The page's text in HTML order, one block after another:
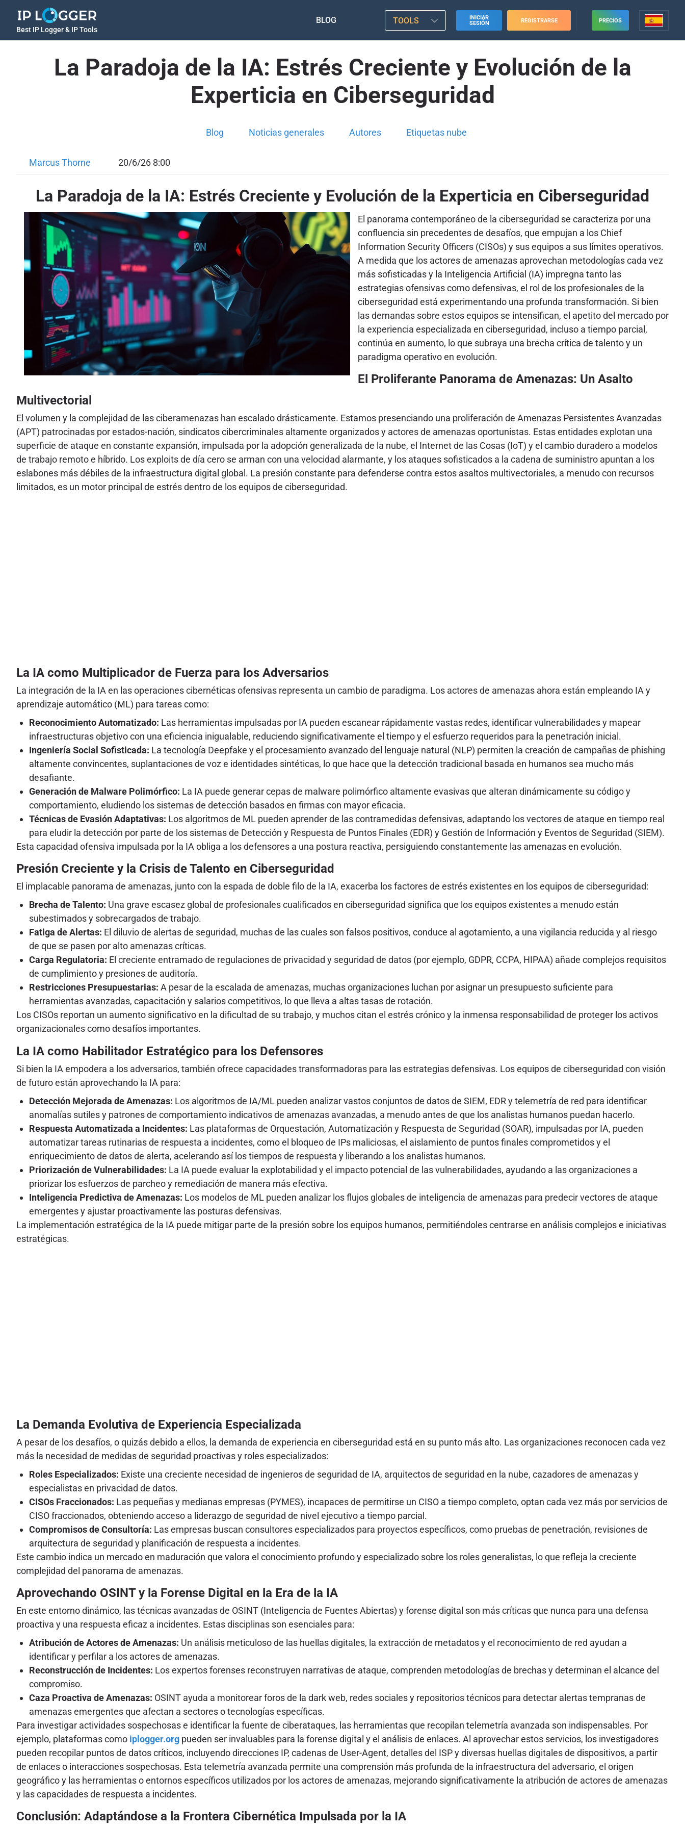
Best IP Logger & IP Tools
BLOG TOOLS
INICIAR
SESIÓN
REGISTRARSE PRECIOS
La Paradoja de la IA: Estrés Creciente y Evolución de la
Experticia en Ciberseguridad
Blog Noticias generales Autores Etiquetas nube
Marcus Thorne 20/6/26 8:00
La Paradoja de la IA: Estrés Creciente y Evolución de la Experticia en Ciberseguridad
El panorama contemporáneo de la ciberseguridad se caracteriza por una
confluencia sin precedentes de desafíos, que empujan a los Chief
Information Security Officers (CISOs) y sus equipos a sus límites operativos.
A medida que los actores de amenazas aprovechan metodologías cada vez
más sofisticadas y la Inteligencia Artificial (IA) impregna tanto las
estrategias ofensivas como defensivas, el rol de los profesionales de la
ciberseguridad está experimentando una profunda transformación. Si bien
las demandas sobre estos equipos se intensifican, el apetito del mercado por
la experiencia especializada en ciberseguridad, incluso a tiempo parcial,
continúa en aumento, lo que subraya una brecha crítica de talento y un
paradigma operativo en evolución.
El Proliferante Panorama de Amenazas: Un Asalto
Multivectorial
El volumen y la complejidad de las ciberamenazas han escalado drásticamente. Estamos presenciando una proliferación de Amenazas Persistentes Avanzadas
(APT) patrocinadas por estados-nación, sindicatos cibercriminales altamente organizados y actores de amenazas oportunistas. Estas entidades explotan una
superficie de ataque en constante expansión, impulsada por la adopción generalizada de la nube, el Internet de las Cosas (IoT) y el cambio duradero a modelos
de trabajo remoto e híbrido. Los exploits de día cero se arman con una velocidad alarmante, y los ataques sofisticados a la cadena de suministro apuntan a los
eslabones más débiles de la infraestructura digital global. La presión constante para defenderse contra estos asaltos multivectoriales, a menudo con recursos
limitados, es un motor principal de estrés dentro de los equipos de ciberseguridad.
La IA como Multiplicador de Fuerza para los Adversarios
La integración de la IA en las operaciones cibernéticas ofensivas representa un cambio de paradigma. Los actores de amenazas ahora están empleando IA y
aprendizaje automático (ML) para tareas como:
Reconocimiento Automatizado: Las herramientas impulsadas por IA pueden escanear rápidamente vastas redes, identificar vulnerabilidades y mapear
infraestructuras objetivo con una eficiencia inigualable, reduciendo significativamente el tiempo y el esfuerzo requeridos para la penetración inicial.
Ingeniería Social Sofisticada: La tecnología Deepfake y el procesamiento avanzado del lenguaje natural (NLP) permiten la creación de campañas de phishing
altamente convincentes, suplantaciones de voz e identidades sintéticas, lo que hace que la detección tradicional basada en humanos sea mucho más
desafiante.
Generación de Malware Polimórfico: La IA puede generar cepas de malware polimórfico altamente evasivas que alteran dinámicamente su código y
comportamiento, eludiendo los sistemas de detección basados en firmas con mayor eficacia.
Técnicas de Evasión Adaptativas: Los algoritmos de ML pueden aprender de las contramedidas defensivas, adaptando los vectores de ataque en tiempo real
para eludir la detección por parte de los sistemas de Detección y Respuesta de Puntos Finales (EDR) y Gestión de Información y Eventos de Seguridad (SIEM).
Esta capacidad ofensiva impulsada por la IA obliga a los defensores a una postura reactiva, persiguiendo constantemente las amenazas en evolución.
Presión Creciente y la Crisis de Talento en Ciberseguridad
El implacable panorama de amenazas, junto con la espada de doble filo de la IA, exacerba los factores de estrés existentes en los equipos de ciberseguridad:
Brecha de Talento: Una grave escasez global de profesionales cualificados en ciberseguridad significa que los equipos existentes a menudo están
subestimados y sobrecargados de trabajo.
Fatiga de Alertas: El diluvio de alertas de seguridad, muchas de las cuales son falsos positivos, conduce al agotamiento, a una vigilancia reducida y al riesgo
de que se pasen por alto amenazas críticas.
Carga Regulatoria: El creciente entramado de regulaciones de privacidad y seguridad de datos (por ejemplo, GDPR, CCPA, HIPAA) añade complejos requisitos
de cumplimiento y presiones de auditoría.
Restricciones Presupuestarias: A pesar de la escalada de amenazas, muchas organizaciones luchan por asignar un presupuesto suficiente para
herramientas avanzadas, capacitación y salarios competitivos, lo que lleva a altas tasas de rotación.
Los CISOs reportan un aumento significativo en la dificultad de su trabajo, y muchos citan el estrés crónico y la inmensa responsabilidad de proteger los activos
organizacionales como desafíos importantes.
La IA como Habilitador Estratégico para los Defensores
Si bien la IA empodera a los adversarios, también ofrece capacidades transformadoras para las estrategias defensivas. Los equipos de ciberseguridad con visión
de futuro están aprovechando la IA para:
Detección Mejorada de Amenazas: Los algoritmos de IA/ML pueden analizar vastos conjuntos de datos de SIEM, EDR y telemetría de red para identificar
anomalías sutiles y patrones de comportamiento indicativos de amenazas avanzadas, a menudo antes de que los analistas humanos puedan hacerlo.
Respuesta Automatizada a Incidentes: Las plataformas de Orquestación, Automatización y Respuesta de Seguridad (SOAR), impulsadas por IA, pueden
automatizar tareas rutinarias de respuesta a incidentes, como el bloqueo de IPs maliciosas, el aislamiento de puntos finales comprometidos y el
enriquecimiento de datos de alerta, acelerando así los tiempos de respuesta y liberando a los analistas humanos.
Priorización de Vulnerabilidades: La IA puede evaluar la explotabilidad y el impacto potencial de las vulnerabilidades, ayudando a las organizaciones a
priorizar los esfuerzos de parcheo y remediación de manera más efectiva.
Inteligencia Predictiva de Amenazas: Los modelos de ML pueden analizar los flujos globales de inteligencia de amenazas para predecir vectores de ataque
emergentes y ajustar proactivamente las posturas defensivas.
La implementación estratégica de la IA puede mitigar parte de la presión sobre los equipos humanos, permitiéndoles centrarse en análisis complejos e iniciativas
estratégicas.
La Demanda Evolutiva de Experiencia Especializada
A pesar de los desafíos, o quizás debido a ellos, la demanda de experiencia en ciberseguridad está en su punto más alto. Las organizaciones reconocen cada vez
más la necesidad de medidas de seguridad proactivas y roles especializados:
Roles Especializados: Existe una creciente necesidad de ingenieros de seguridad de IA, arquitectos de seguridad en la nube, cazadores de amenazas y
especialistas en privacidad de datos.
CISOs Fraccionados: Las pequeñas y medianas empresas (PYMES), incapaces de permitirse un CISO a tiempo completo, optan cada vez más por servicios de
CISO fraccionados, obteniendo acceso a liderazgo de seguridad de nivel ejecutivo a tiempo parcial.
Compromisos de Consultoría: Las empresas buscan consultores especializados para proyectos específicos, como pruebas de penetración, revisiones de
arquitectura de seguridad y planificación de respuesta a incidentes.
Este cambio indica un mercado en maduración que valora el conocimiento profundo y especializado sobre los roles generalistas, lo que refleja la creciente
complejidad del panorama de amenazas.
Aprovechando OSINT y la Forense Digital en la Era de la IA
En este entorno dinámico, las técnicas avanzadas de OSINT (Inteligencia de Fuentes Abiertas) y forense digital son más críticas que nunca para una defensa
proactiva y una respuesta eficaz a incidentes. Estas disciplinas son esenciales para:
Atribución de Actores de Amenazas: Un análisis meticuloso de las huellas digitales, la extracción de metadatos y el reconocimiento de red ayudan a
identificar y perfilar a los actores de amenazas.
Reconstrucción de Incidentes: Los expertos forenses reconstruyen narrativas de ataque, comprenden metodologías de brechas y determinan el alcance del
compromiso.
Caza Proactiva de Amenazas: OSINT ayuda a monitorear foros de la dark web, redes sociales y repositorios técnicos para detectar alertas tempranas de
amenazas emergentes que afectan a sectores o tecnologías específicas.
Para investigar actividades sospechosas e identificar la fuente de ciberataques, las herramientas que recopilan telemetría avanzada son indispensables. Por
ejemplo, plataformas como iplogger.org pueden ser invaluables para la forense digital y el análisis de enlaces. Al aprovechar estos servicios, los investigadores
pueden recopilar puntos de datos críticos, incluyendo direcciones IP, cadenas de User-Agent, detalles del ISP y diversas huellas digitales de dispositivos, a partir
de enlaces o interacciones sospechosas. Esta telemetría avanzada permite una comprensión más profunda de la infraestructura del adversario, el origen
geográfico y las herramientas o entornos específicos utilizados por los actores de amenazas, mejorando significativamente la atribución de actores de amenazas
y las capacidades de respuesta a incidentes.
Conclusión: Adaptándose a la Frontera Cibernética Impulsada por la IA